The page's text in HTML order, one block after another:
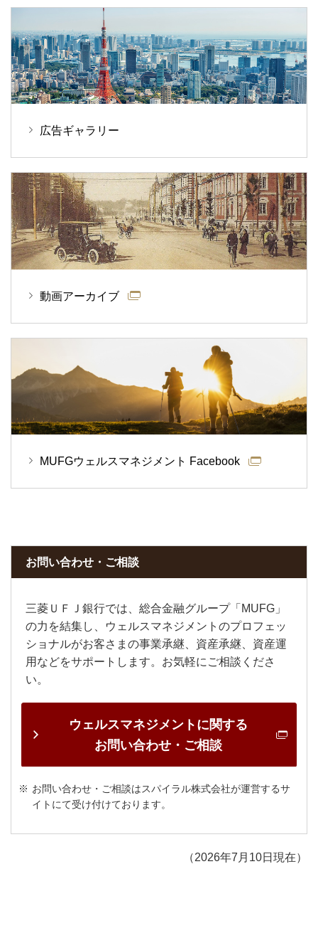
広告ギャラリー
動画アーカイブ
MUFGウェルスマネジメント Facebook
お問い合わせ・ご相談
三菱ＵＦＪ銀行では、総合金融グループ「MUFG」
の力を結集し、ウェルスマネジメントのプロフェッ
ショナルがお客さまの事業承継、資産承継、資産運
用などをサポートします。お気軽にご相談くださ
い。
ウェルスマネジメント に関する
お問い合わせ・ご相談
お問い合わせ・ご相談はスパイラル株式会社が運営するサ
イトにて受け付けております。
（2026年7月10日現在）